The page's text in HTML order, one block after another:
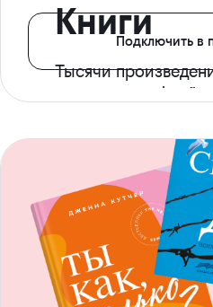
Книги
Тысячи
с доступом офлайн
Подключить в